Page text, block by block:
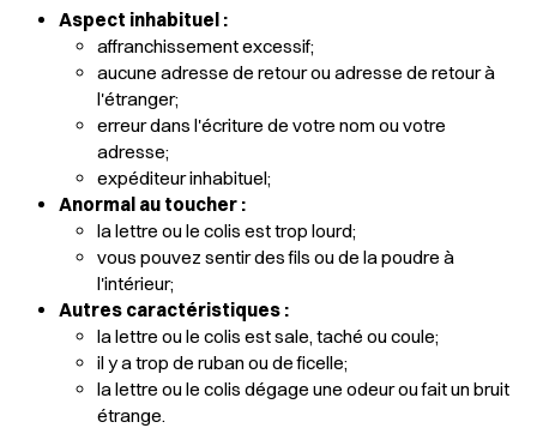
Aspect inhabituel :
affranchissement excessif;
aucune adresse de retour ou adresse de retour à
l'étranger;
erreur dans l'écriture de votre nom ou votre
adresse;
expéditeur inhabituel;
Anormal au toucher :
la lettre ou le colis est trop lourd;
vous pouvez sentir des fils ou de la poudre à
l'intérieur;
Autres caractéristiques :
la lettre ou le colis est sale, taché ou coule;
il y a trop de ruban ou de ficelle;
la lettre ou le colis dégage une odeur ou fait un bruit
étrange.